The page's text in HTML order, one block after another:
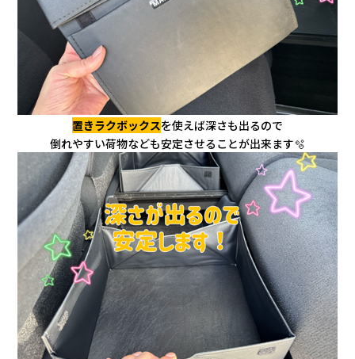
置きラクボックスを使えば深さも出るので
倒れやすい荷物なども安定させることが出来ます🫧